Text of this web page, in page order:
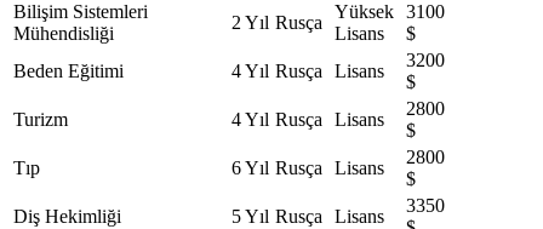
Bilişim Sistemleri
Mühendisliği
2 Yıl Rusça
Yüksek
Lisans
3100
$
Beden Eğitimi
4 Yıl Rusça Lisans
3200
$
Turizm
4 Yıl Rusça Lisans
2800
$
Tıp
6 Yıl Rusça Lisans
2800
$
Diş Hekimliği
5 Yıl Rusça Lisans
3350